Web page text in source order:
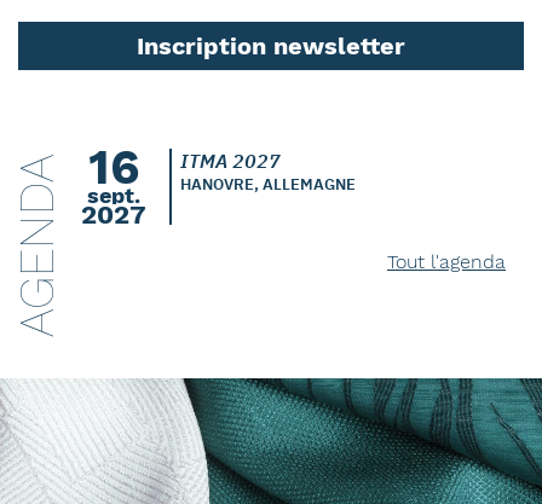
Inscription newsletter
AGENDA 16
sept.
2027
ITMA 2027
HANOVRE, ALLEMAGNE
Tout l'agenda